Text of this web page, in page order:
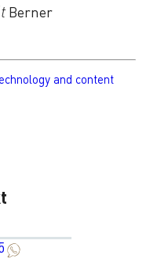
Berner
and content